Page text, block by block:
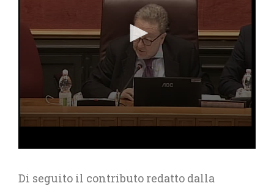
Di seguito il contributo redatto dalla